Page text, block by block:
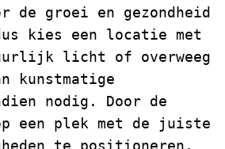
de groei en gezondheid
kies een locatie met
licht of overweeg
kunstmatige
nodig. Door de
een plek met de juiste
te positioneren,